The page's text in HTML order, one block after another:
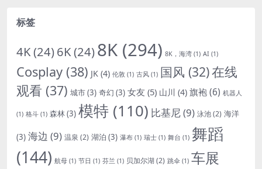
标签
4K(24)6K(24)8K (294) 8K，海湾 (1) AI (1)
Cosplay (38) JK (4) 伦敦 (1) 古风 (1) 国风 (32)在线
观看 (37) 城市(3) 奇幻 (3) 女友 (5) 山川 (4) 旗袍(6) 机器人
(1) 格斗 (1) 森林(3) 模特 (110) 比基尼(9) 泳池(2) 海洋
(3) 海边 (9) 温泉 (2) 湖泊 (3) 瀑布 (1) 瑞士 (1) 舞台 (1) 舞蹈
(144) 航母 (1) 节日 (1) 芬兰 (1) 贝加尔湖 (2) 跳伞 (1) 车展